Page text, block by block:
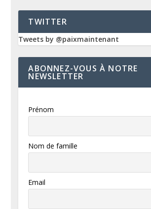
TWITTER
Tweets by @paixmaintenant
ABONNEZ-VOUS À NOTRE
NEWSLETTER
Prénom
Nom de famille
Email